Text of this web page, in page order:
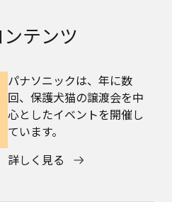
テンツ
パナソニックは、年に数
回、保護犬猫の譲渡会を中
心としたイベントを開催し
ています。
詳しく見る